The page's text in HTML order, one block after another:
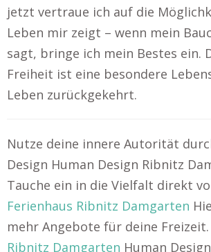
jetzt vertraue ich auf die
Leben mir zeigt – wenn mein
sagt, bringe ich mein Bestes ein.
Freiheit ist eine besondere
Leben zurückgekehrt.
Nutze deine innere Autorität
Design Human Design Ribnitz
Tauche ein in die Vielfalt direkt
Ferienhaus Ribnitz Damgarten
mehr Angebote für deine Freizeit.
Ribnitz Damgarten Human